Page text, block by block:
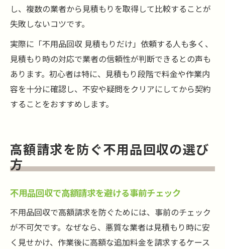
し、複数の業者から見積もりを取得して比較することが
失敗しないコツです。
実際に「不用品回収 見積もりだけ」依頼する人も多く、
見積もり時の対応で業者の信頼性が判断できるとの声も
あります。初心者は特に、見積もり段階で料金や作業内
容を十分に確認し、不安や疑問をクリアにしてから契約
することをおすすめします。
高額請求を防ぐ不用品回収の選び
方
不用品回収で高額請求を避ける事前チェック
不用品回収で高額請求を防ぐためには、事前のチェック
が不可欠です。なぜなら、悪質な業者は見積もり時に安
く見せかけ、作業後に高額な追加料金を請求するケース